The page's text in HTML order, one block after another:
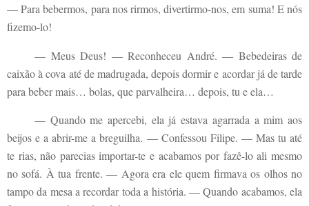
— Para bebermos, para nos rirmos, divertirmo-nos, em suma! E nós
fizemo-lo!
— Meus Deus! — Reconheceu André. — Bebedeiras de
caixão à cova até de madrugada, depois dormir e acordar já de tarde
para beber mais… bolas, que parvalheira… depois, tu e ela…
— Quando me apercebi, ela já estava agarrada a mim aos
beijos e a abrir-me a breguilha. — Confessou Filipe. — Mas tu até
te rias, não parecias importar-te e acabamos por fazê-lo ali mesmo
no sofá. À tua frente. — Agora era ele quem firmava os olhos no
tampo da mesa a recordar toda a história. — Quando acabamos, ela